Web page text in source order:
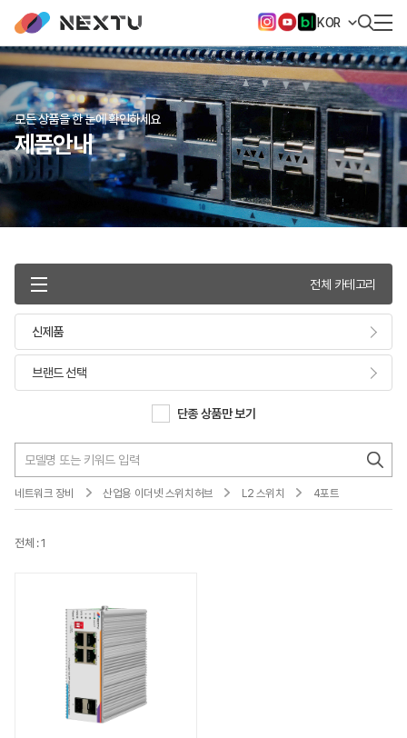
KOR
모든 상품을 한 눈에 확인하세요
제품안내
전체 카테고리
신제품
브랜드 선택
단종 상품만 보기
네트워크 장비 산업용 이더넷 스위치허브 L2 스위치 4포트
전체 : 1